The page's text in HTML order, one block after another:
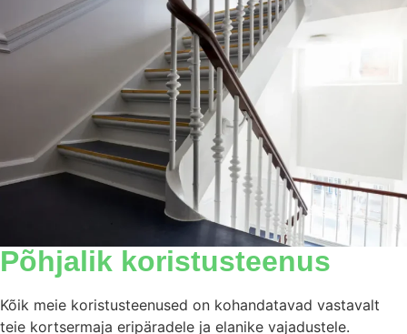
Põhjalik koristusteenus
Kõik meie koristusteenused on kohandatavad vastavalt
teie kortsermaja eripäradele ja elanike vajadustele.